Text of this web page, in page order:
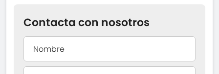
Contacta con nosotros